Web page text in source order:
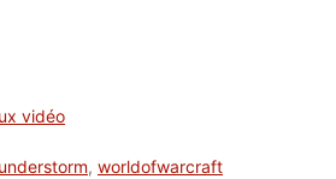
vidéo
, worldofwarcraft